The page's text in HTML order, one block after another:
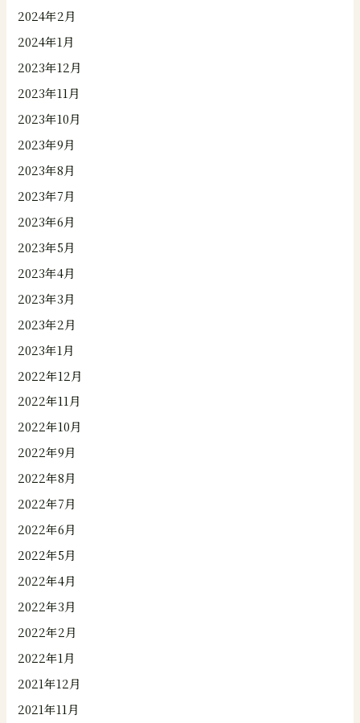
2024年2月
2024年1月
2023年12月
2023年11月
2023年10月
2023年9月
2023年8月
2023年7月
2023年6月
2023年5月
2023年4月
2023年3月
2023年2月
2023年1月
2022年12月
2022年11月
2022年10月
2022年9月
2022年8月
2022年7月
2022年6月
2022年5月
2022年4月
2022年3月
2022年2月
2022年1月
2021年12月
2021年11月